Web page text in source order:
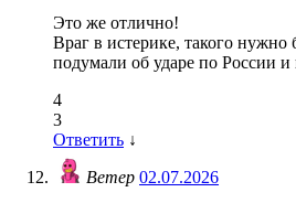
Это же отлично!
Враг в истерике, такого нужно
подумали об ударе по России и
4
3
Ответить ↓
Ветер 02.07.2026